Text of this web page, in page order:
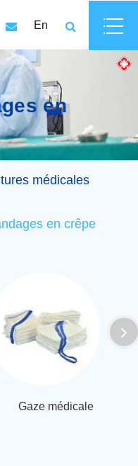
En
en
médicales
en crêpe
Gaze médicale